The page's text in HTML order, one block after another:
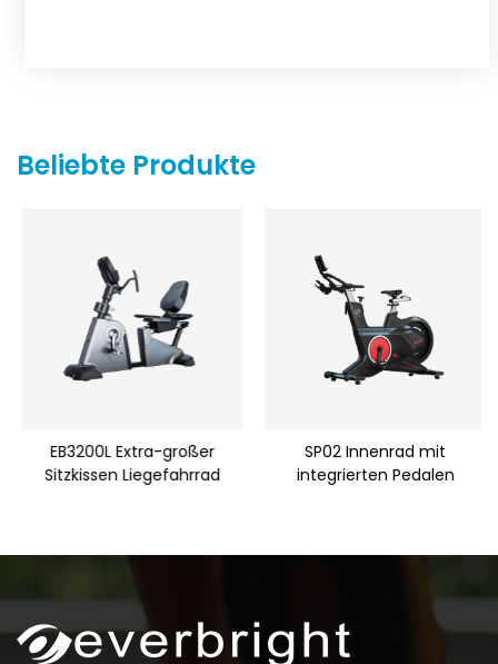
Beliebte Produkte
EB3200L Extra-großer
Sitzkissen Liegefahrrad
SP02 Innenrad mit
integrierten Pedalen